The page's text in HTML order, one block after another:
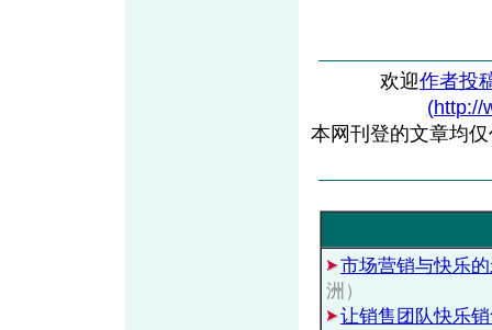
欢迎作者投
(http://
本网刊登的文章均
市场营销与快乐
洲）
让销售团队快乐